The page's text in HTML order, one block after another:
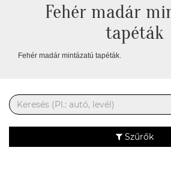
Fehér madár
tapéták
Fehér madár mintázatú tapéták.
Szűrők